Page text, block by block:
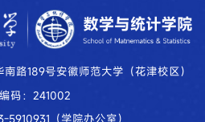
路189号安徽师范大学（花津校区）
码：241002
（学院办公室）